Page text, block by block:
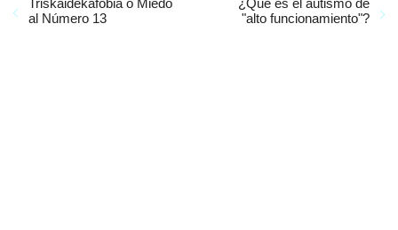
Triskaidekafobia o Miedo
al Número 13
¿Qué es el autismo de
"alto funcionamiento"?